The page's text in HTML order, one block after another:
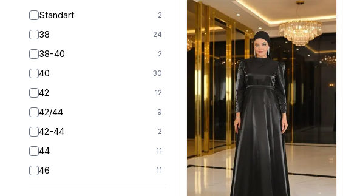
Standart 2
38 24
38-40 2
40 30
42 12
42/44 9
42-44 2
44 11
46 11
46/48 11